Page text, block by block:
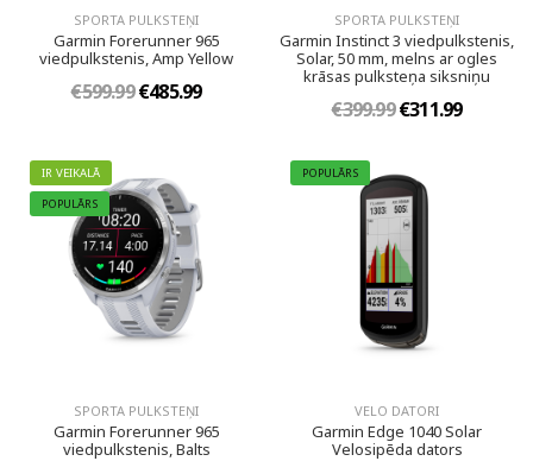
SPORTA PULKSTEŅI
Garmin Forerunner 965
viedpulkstenis, Amp Yellow
€599.99€485.99
SPORTA PULKSTEŅI
Garmin Instinct 3 viedpulkstenis,
Solar, 50 mm, melns ar ogles
krāsas pulksteņa siksniņu
€399.99€311.99
IR VEIKALĀ
POPULĀRS
SPORTA PULKSTEŅI
Garmin Forerunner 965
viedpulkstenis, Balts
POPULĀRS
VELO DATORI
Garmin Edge 1040 Solar
Velosipēda dators